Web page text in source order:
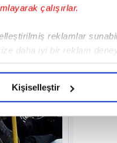
çalışırlar.
reklamlar
daha iyi bir reklam
ve bu
kendimize ve
Kişiselleştir